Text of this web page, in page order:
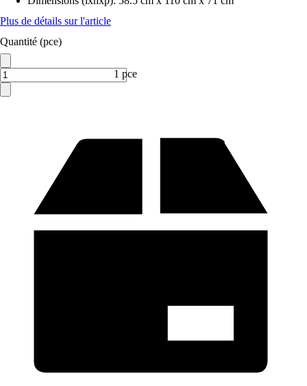
Plus de détails sur l'article
Quantité (pce)
1 pce